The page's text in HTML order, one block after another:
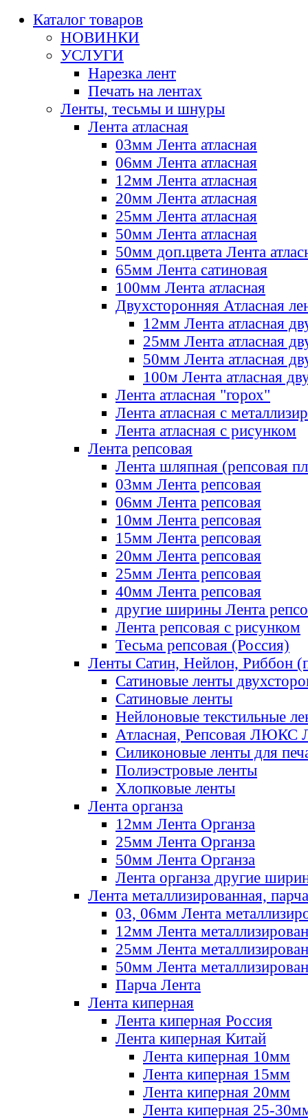
Каталог товаров
НОВИНКИ
УСЛУГИ
Нарезка лент
Печать на лентах
Ленты, тесьмы и шнуры
Лента атласная
03мм Лента атласная
06мм Лента атласная
12мм Лента атласная
20мм Лента атласная
25мм Лента атласная
50мм Лента атласная
50мм доп.цвета Лента
65мм Лента сатиновая
100мм Лента атласная
Двухсторонняя Атласная
12мм Лента атласная
25мм Лента атласная
50мм Лента атласная
100м Лента атласная
Лента атласная "горох"
Лента атласная с
Лента атласная с рисунком
Лента репсовая
Лента шляпная (репсовая
03мм Лента репсовая
06мм Лента репсовая
10мм Лента репсовая
15мм Лента репсовая
20мм Лента репсовая
25мм Лента репсовая
40мм Лента репсовая
другие ширины Лента
Лента репсовая с рисунком
Тесьма репсовая (Россия)
Ленты Сатин, Нейлон, Риббон
Сатиновые ленты
Сатиновые ленты
Нейлоновые текстильные
Атласная, Репсовая ЛЮКС
Силиконовые ленты для
Полиэстровые ленты
Хлопковые ленты
Лента органза
12мм Лента Органза
25мм Лента Органза
50мм Лента Органза
Лента органза другие
Лента металлизированная, парча
03, 06мм Лента
12мм Лента
25мм Лента
50мм Лента
Парча Лента
Лента киперная
Лента киперная Россия
Лента киперная Китай
Лента киперная 10мм
Лента киперная 15мм
Лента киперная 20мм
Лента киперная 25-